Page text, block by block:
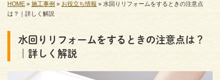
HOME » 施工事例 » お役立ち情報 » 水回りリフォームをするときの注意点
は？｜詳しく解説
水回りリフォームをするときの注意点は？
｜詳しく解説